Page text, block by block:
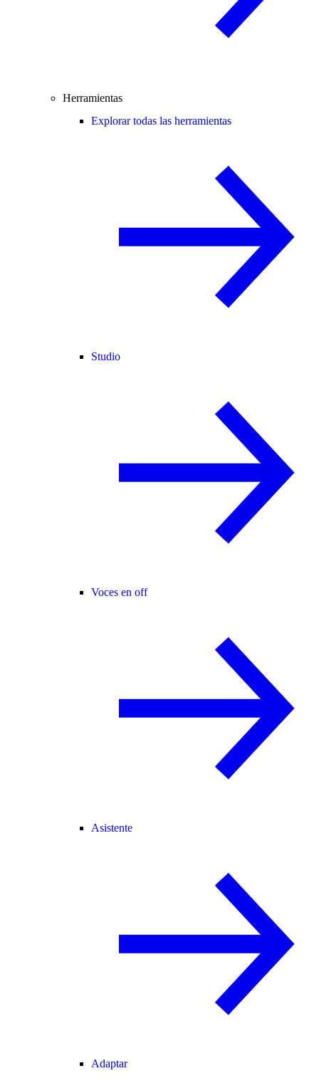
Herramientas
Explorar todas las herramientas
Studio
Voces en off
Asistente
Adaptar